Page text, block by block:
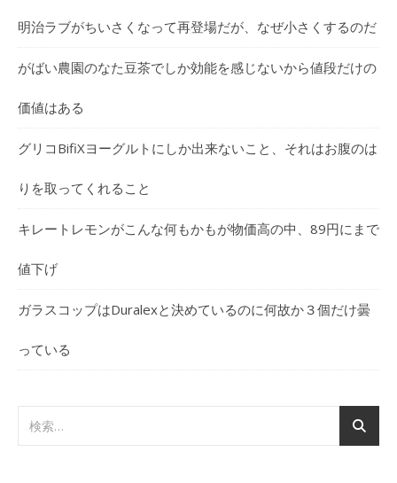
明治ラブがちいさくなって再登場だが、なぜ小さくするのだ
がばい農園のなた豆茶でしか効能を感じないから値段だけの
価値はある
グリコBifiXヨーグルトにしか出来ないこと、それはお腹のは
りを取ってくれること
キレートレモンがこんな何もかもが物価高の中、89円にまで
値下げ
ガラスコップはDuralexと決めているのに何故か３個だけ曇
っている